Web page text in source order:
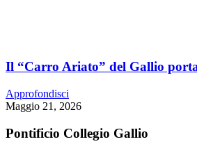
Il “Carro Ariato” del Gallio
Approfondisci
Maggio 21, 2026
Pontificio Collegio Gallio